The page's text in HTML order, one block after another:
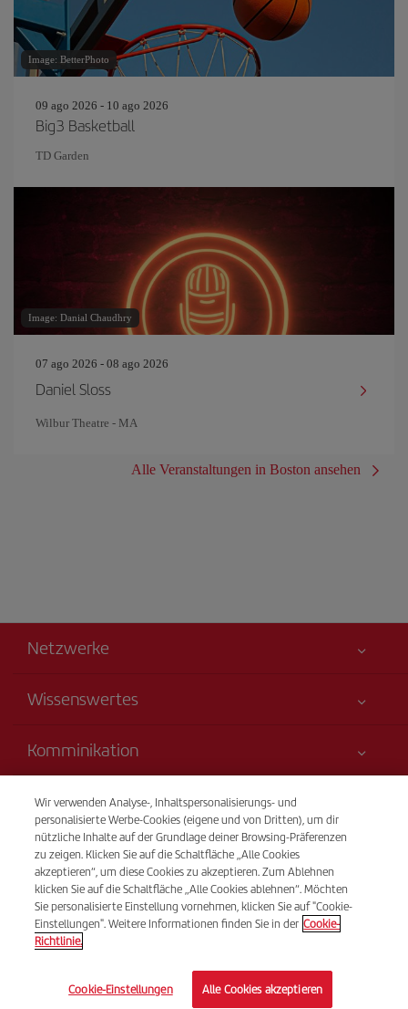
Image: BetterPhoto
09 ago 2026 - 10 ago 2026
Big3 Basketball
TD Garden
Image: Danial Chaudhry
07 ago 2026 - 08 ago 2026
Daniel Sloss
Wilbur Theatre - MA
Alle Veranstaltungen in Boston ansehen
Netzwerke
Wissenswertes
Erklärung zur Barrierefreiheit
Sitemap
Nachhaltigkeit
Komminikation
Iberia-Gruppe
Aktionäre und Investoren
Unsere Allianzen
British Airways
Transparenz
Rechtliche Hinweise
Beförderungs- bedingungen
Fluggastrechte
Allgemeine Geschäftsbedingungen des Iberia Club
Bedingungen für die Registrierung auf iberia.com
Richtlinien zum Schutz personenbezogener Daten
Telefonverkauf
(+49) 69 50073874
Montags bis sonntags 09.00 - 20.00 Uhr (Deutsch). Montags bis
sonntags 00.00 - 24.00 Uhr (Spanisch und Englisch). Auch
Auskünfte über Flüge und Flugzeiten.
© Iberia 2026
Wir verwenden Analyse-, Inhaltspersonalisierungs- und
personalisierte Werbe-Cookies (eigene und von Dritten), um dir
nützliche Inhalte auf der Grundlage deiner Browsing-Präferenzen
zu zeigen. Klicken Sie auf die Schaltfläche „Alle Cookies
akzeptieren“, um diese Cookies zu akzeptieren. Zum Ablehnen
klicken Sie auf die Schaltfläche „Alle Cookies ablehnen“. Möchten
Sie personalisierte Einstellung vornehmen, klicken Sie auf "Cookie-
Einstellungen". Weitere Informationen finden Sie in der Cookie-
Richtlinie.
Cookie-Einstellungen Alle Cookies akzeptieren